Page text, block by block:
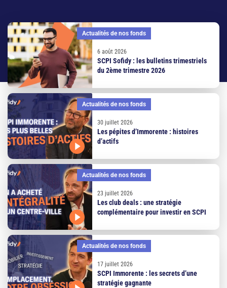
Actualités de nos fonds
6 août 2026
SCPI Sofidy : les bulletins trimestriels
du 2ème trimestre 2026
Actualités de nos fonds
30 juillet 2026
Les pépites d’Immorente : histoires
d’actifs
Actualités de nos fonds
23 juillet 2026
Les club deals : une stratégie
complémentaire pour investir en SCPI
Actualités de nos fonds
17 juillet 2026
SCPI Immorente : les secrets d’une
stratégie gagnante